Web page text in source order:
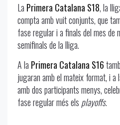
La Primera Catalana S18, la
compta amb vuit conjunts, que
fase regular i a finals del mes de
semifinals de la lliga.
A la Primera Catalana S16
jugaran amb el mateix format, i a
amb dos participants menys,
fase regular més els playoffs.